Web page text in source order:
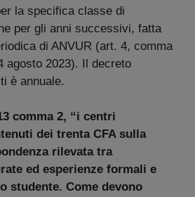
la specifica classe di
per gli anni successivi, fatta
di ANVUR (art. 4, comma
agosto 2023). Il decreto
è annuale.
comma 2, “i centri
dei trenta CFA sulla
rilevata tra
ed esperienze formali e
studente. Come devono